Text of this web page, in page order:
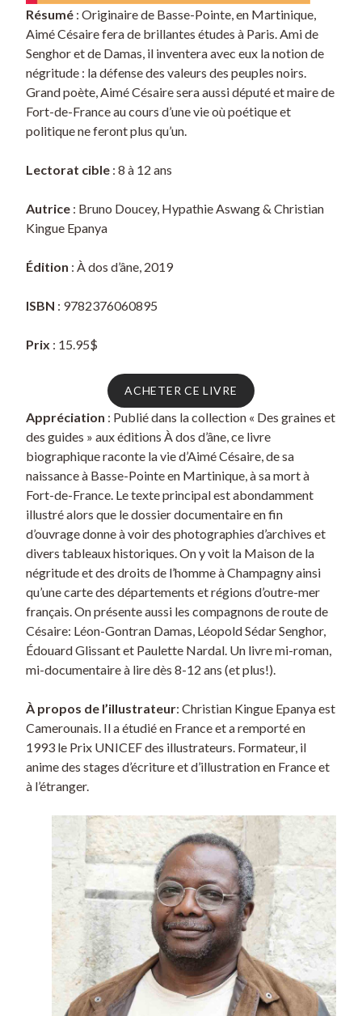
Résumé : Originaire de Basse-Pointe, en Martinique,
Aimé Césaire fera de brillantes études à Paris. Ami de
Senghor et de Damas, il inventera avec eux la notion de
négritude : la défense des valeurs des peuples noirs.
Grand poète, Aimé Césaire sera aussi député et maire de
Fort-de-France au cours d’une vie où poétique et
politique ne feront plus qu’un.
Lectorat cible : 8 à 12 ans
Autrice : Bruno Doucey, Hypathie Aswang & Christian
Kingue Epanya
Édition : À dos d’âne, 2019
ISBN : 9782376060895
Prix : 15.95$
ACHETER CE LIVRE
Appréciation : Publié dans la collection « Des graines et
des guides » aux éditions À dos d’âne, ce livre
biographique raconte la vie d’Aimé Césaire, de sa
naissance à Basse-Pointe en Martinique, à sa mort à
Fort-de-France. Le texte principal est abondamment
illustré alors que le dossier documentaire en fin
d’ouvrage donne à voir des photographies d’archives et
divers tableaux historiques. On y voit la Maison de la
négritude et des droits de l’homme à Champagny ainsi
qu’une carte des départements et régions d’outre-mer
français. On présente aussi les compagnons de route de
Césaire: Léon-Gontran Damas, Léopold Sédar Senghor,
Édouard Glissant et Paulette Nardal. Un livre mi-roman,
mi-documentaire à lire dès 8-12 ans (et plus!).
À propos de l’illustrateur: Christian Kingue Epanya est
Camerounais. Il a étudié en France et a remporté en
1993 le Prix UNICEF des illustrateurs. Formateur, il
anime des stages d’écriture et d’illustration en France et
à l’étranger.